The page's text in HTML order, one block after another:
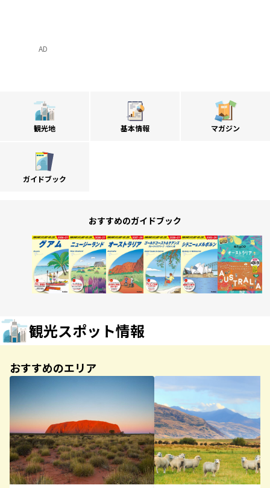
AD
観光地 基本情報 マガジン
ガイドブック
おすすめのガイドブック
観光スポット情報
おすすめのエリア